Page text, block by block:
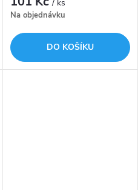
/ ks
Na objednávku
DO KOŠÍKU